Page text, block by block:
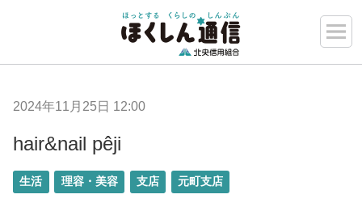
2024年11月25日 12:00
hair&nail pêji
生活 理容・美容 支店 元町支店